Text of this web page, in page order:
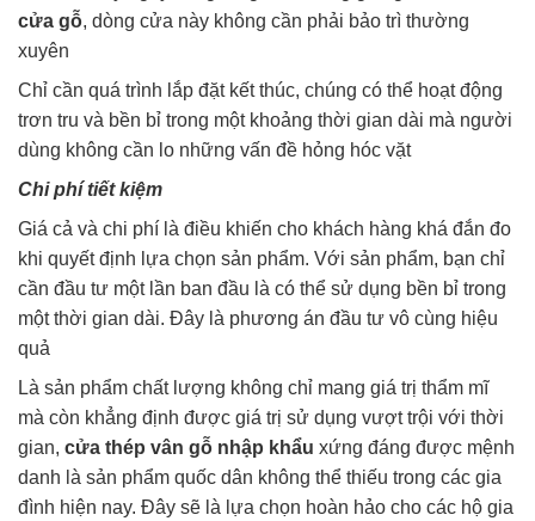
cửa gỗ, dòng cửa này không cần phải bảo trì thường
xuyên
Chỉ cần quá trình lắp đặt kết thúc, chúng có thể hoạt động
trơn tru và bền bỉ trong một khoảng thời gian dài mà người
dùng không cần lo những vấn đề hỏng hóc vặt
Chi phí tiết kiệm
Giá cả và chi phí là điều khiến cho khách hàng khá đắn đo
khi quyết định lựa chọn sản phẩm. Với sản phẩm, bạn chỉ
cần đầu tư một lần ban đầu là có thể sử dụng bền bỉ trong
một thời gian dài. Đây là phương án đầu tư vô cùng hiệu
quả
Là sản phẩm chất lượng không chỉ mang giá trị thẩm mĩ
mà còn khẳng định được giá trị sử dụng vượt trội với thời
gian, cửa thép vân gỗ nhập khẩu xứng đáng được mệnh
danh là sản phẩm quốc dân không thể thiếu trong các gia
đình hiện nay. Đây sẽ là lựa chọn hoàn hảo cho các hộ gia